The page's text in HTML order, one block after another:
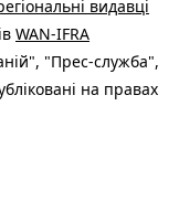
видавці
WAN-IFRA
"Прес-служба",
на правах